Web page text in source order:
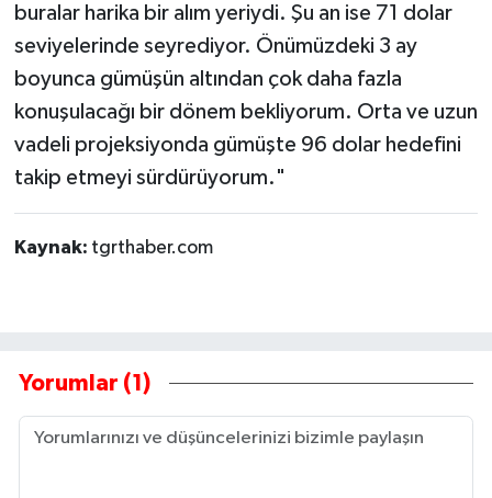
buralar harika bir alım yeriydi. Şu an ise 71 dolar
seviyelerinde seyrediyor. Önümüzdeki 3 ay
boyunca gümüşün altından çok daha fazla
konuşulacağı bir dönem bekliyorum. Orta ve uzun
vadeli projeksiyonda gümüşte 96 dolar hedefini
takip etmeyi sürdürüyorum."
Kaynak: tgrthaber.com
Yorumlar (1)